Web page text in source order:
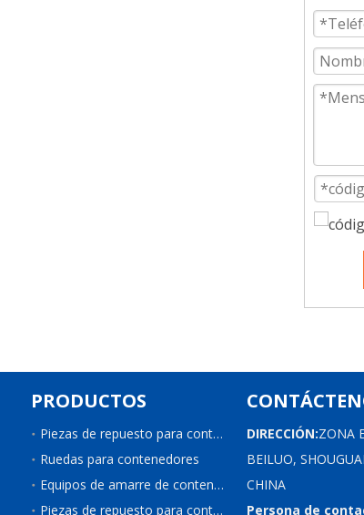
PRODUCTOS
Piezas de repuesto para contenedores
Ruedas para contenedores
Equipos de amarre de contenedores
Piezas de repuesto para contenedores de refrigeración
DIRECCIÓN:ZONA
BEILUO,
CHINA
Persona de